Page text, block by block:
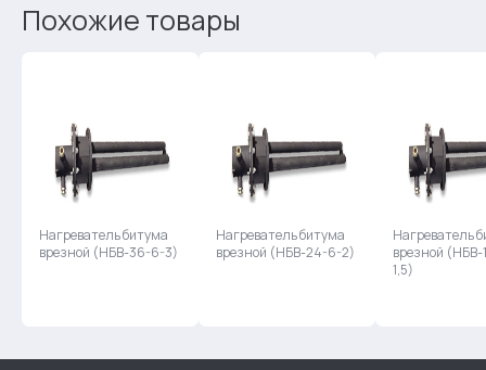
Похожие товары
Нагреватель битума
врезной (НБВ-36-6-3)
Нагреватель битума
врезной (НБВ-24-6-2)
Нагреватель
врезной
1,5)